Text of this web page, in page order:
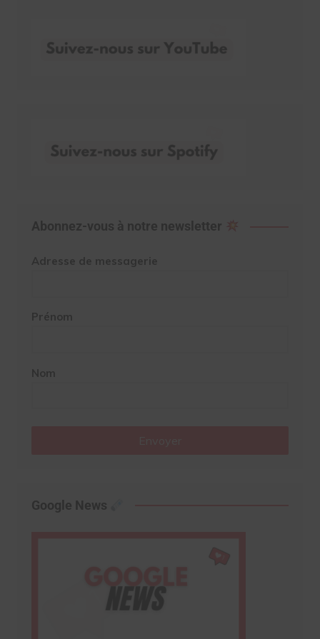
Abonnez-vous à notre newsletter
Adresse de messagerie
Prénom
Nom
Google News